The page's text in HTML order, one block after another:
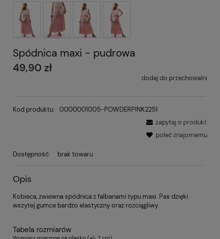
Spódnica maxi - pudrowa
49,90 zł
dodaj do przechowalni
Kod produktu:
0000001005-POWDERPINK2251
zapytaj o produkt
poleć znajomemu
Dostępność: brak towaru
Opis
Kobieca, zwiewna spódnica z falbanami typu maxi. Pas dzięki
wszytej gumce bardzo elastyczny oraz rozciągliwy.
Tabela rozmiarów